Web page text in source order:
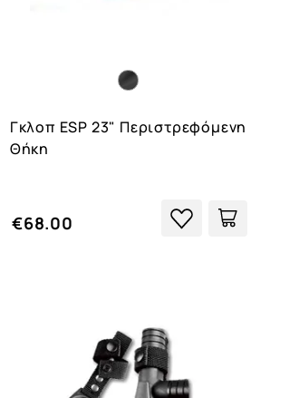
Γκλοπ ESP 23" Περιστρεφόμενη
Θήκη
€68.00